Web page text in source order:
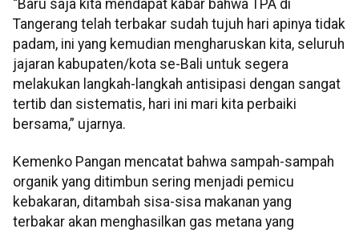
“Baru saja kita mendapat kabar bahwa TPA di
Tangerang telah terbakar sudah tujuh hari apinya tidak
padam, ini yang kemudian mengharuskan kita, seluruh
jajaran kabupaten/kota se-Bali untuk segera
melakukan langkah-langkah antisipasi dengan sangat
tertib dan sistematis, hari ini mari kita perbaiki
bersama,” ujarnya.
Kemenko Pangan mencatat bahwa sampah-sampah
organik yang ditimbun sering menjadi pemicu
kebakaran, ditambah sisa-sisa makanan yang
terbakar akan menghasilkan gas metana yang